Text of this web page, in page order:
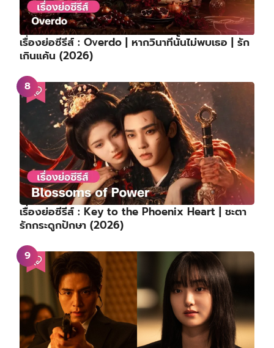
เรื่องย่อซีรีส์ : Overdo | หากวินาทีนั้นไม่พบเธอ | รัก
เกินแค้น (2026)
เรื่องย่อซีรีส์ : Key to the Phoenix Heart | ชะตา
รักกระดูกปักษา (2026)